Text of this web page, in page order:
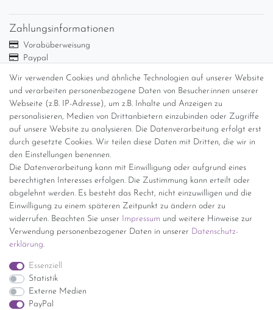
Wir verwenden Cookies und ähnliche Technologien auf unserer Website
und verarbeiten personenbezogene Daten von Besucher:innen unserer
Webseite (z.B. IP-Adresse), um z.B. Inhalte und Anzeigen zu
personalisieren, Medien von Drittanbietern einzubinden oder Zugriffe
auf unsere Website zu analysieren. Die Datenverarbeitung erfolgt erst
durch gesetzte Cookies. Wir teilen diese Daten mit Dritten, die wir in
den Einstellungen benennen.
Die Datenverarbeitung kann mit Einwilligung oder aufgrund eines
berechtigten Interesses erfolgen. Die Zustimmung kann erteilt oder
abgelehnt werden. Es besteht das Recht, nicht einzuwilligen und die
Einwilligung zu einem späteren Zeitpunkt zu ändern oder zu
widerrufen. Beachten Sie unser Impressum und weitere Hinweise zur
Verwendung personenbezogener Daten in unserer Daten­schutz­
erklärung.
Essenziell
Statistik
Externe Medien
PayPal
Zahlungsinformationen
Vorabüberweisung
Paypal
Versandinformationen
Versand per GLS (6,90 Euro) oder DHL (8,49 Euro ) inkl. MwSt.
(innerhalb Deutschlands)
kostenfreie Lieferung ab 150 Euro Warenwert (innerhalb
Deutschlands)
Übersicht Internationale Versandkosten
Wir kaufen an
Sie haben zuviel Porzellan im Schrank? Gerne kaufen wir dieses an.
Einfach unverbindliches Angebot anfordern.
*Endpreis inkl. MwSt. (Dieser Artikel unterliegt gem. § 25a
UStG der Differenzbesteuerung, ein Ausweis der
Mehrwertsteuer auf der Rechnung erfolgt nicht.)